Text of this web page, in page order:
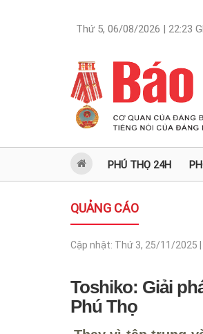
Thứ 5, 06/08/2026 | 22:23
PHÚ THỌ 24H
QUẢNG CÁO
Cập nhật: Thứ 3, 25/11/2025 |
Toshiko: Giải
Phú Thọ